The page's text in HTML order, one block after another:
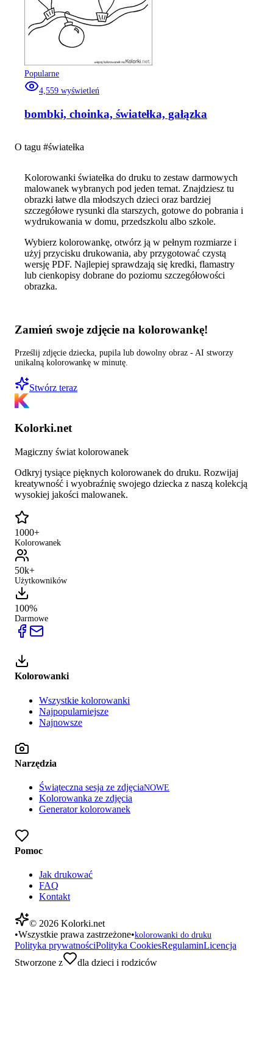
Popularne
4,559 wyświetleń
bombki, choinka, światełka, gałązka
O tagu #światełka
Kolorowanki światełka do druku to zestaw darmowych
malowanek wybranych pod jeden temat. Znajdziesz tu
obrazki łatwe dla młodszych dzieci oraz bardziej
szczegółowe rysunki dla starszych, gotowe do pobrania i
wydrukowania w domu, przedszkolu albo szkole.
Wybierz kolorowankę, otwórz ją w pełnym rozmiarze i
użyj przycisku drukowania, aby przygotować czystą
wersję PDF. Najlepiej sprawdzają się kredki, flamastry
lub cienkopisy dobrane do poziomu szczegółowości
obrazka.
Zamień swoje zdjęcie na kolorowankę!
Prześlij zdjęcie dziecka, pupila lub dowolny obraz - AI stworzy
unikalną kolorowankę w minutę.
Stwórz teraz
Kolorki.net
Magiczny świat kolorowanek
Odkryj tysiące pięknych kolorowanek do druku. Rozwijaj
kreatywność i wyobraźnię swojego dziecka z naszą kolekcją
wysokiej jakości malowanek.
1000+
Kolorowanek
50k+
Użytkowników
100%
Darmowe
Kolorowanki
Wszystkie kolorowanki
Najpopularniejsze
Najnowsze
Narzędzia
Świąteczna sesja ze zdjęciaNOWE
Kolorowanka ze zdjęcia
Generator kolorowanek
Pomoc
Jak drukować
FAQ
Kontakt
© 2026 Kolorki.net
•Wszystkie prawa zastrzeżone•kolorowanki do druku
Polityka prywatnościPolityka CookiesRegulaminLicencja
Stworzone z
dla dzieci i rodziców